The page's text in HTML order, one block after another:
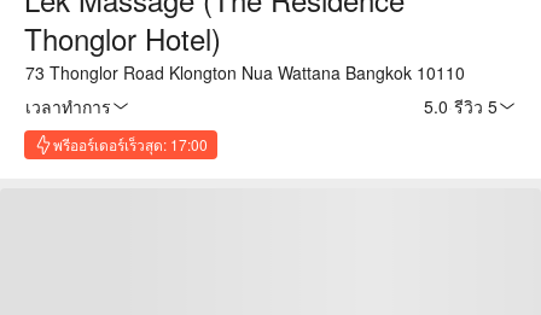
Thonglor Hotel)
73 Thonglor Road Klongton Nua Wattana Bangkok 10110
เวลาทำการ
5.0 รีวิว 5
พรีออร์เดอร์เร็วสุด: 17:00